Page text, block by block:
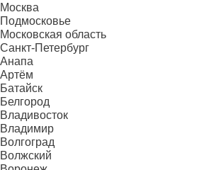
Москва
Подмосковье
Московская область
Санкт-Петербург
Анапа
Артём
Батайск
Белгород
Владивосток
Владимир
Волгоград
Волжский